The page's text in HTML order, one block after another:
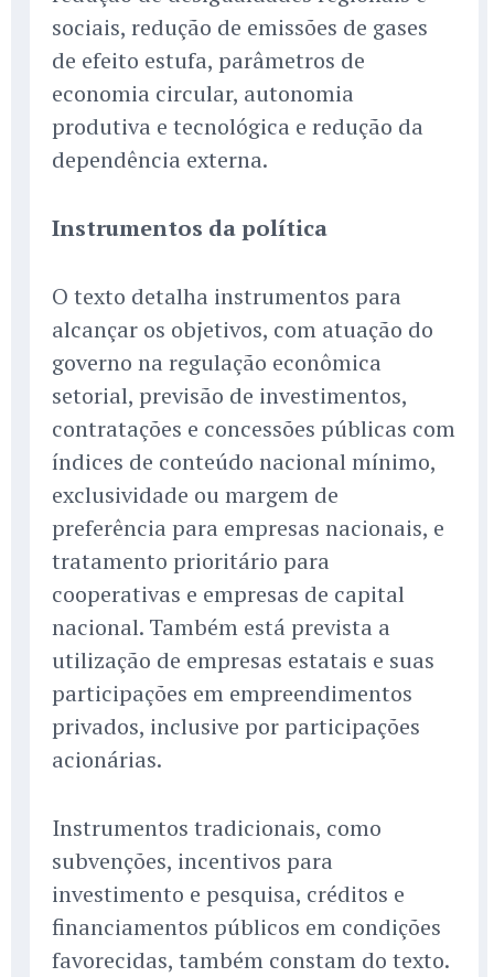
sociais, redução de emissões de gases
de efeito estufa, parâmetros de
economia circular, autonomia
produtiva e tecnológica e redução da
dependência externa.
Instrumentos da política
O texto detalha instrumentos para
alcançar os objetivos, com atuação do
governo na regulação econômica
setorial, previsão de investimentos,
contratações e concessões públicas com
índices de conteúdo nacional mínimo,
exclusividade ou margem de
preferência para empresas nacionais, e
tratamento prioritário para
cooperativas e empresas de capital
nacional. Também está prevista a
utilização de empresas estatais e suas
participações em empreendimentos
privados, inclusive por participações
acionárias.
Instrumentos tradicionais, como
subvenções, incentivos para
investimento e pesquisa, créditos e
financiamentos públicos em condições
favorecidas, também constam do texto.